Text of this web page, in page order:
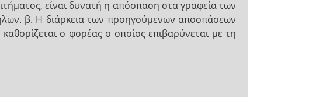
είναι δυνατή η απόσπαση στα γραφεία των
β. Η διάρκεια των προηγούμενων αποσπάσεων
ο φορέας ο οποίος επιβαρύνεται με τη